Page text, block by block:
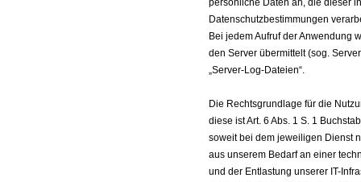
persönliche Daten an, die dieser
Datenschutzbestimmungen
Bei jedem Aufruf der Anwendung
den Server übermittelt (sog.
„Server-Log-Dateien“.
Die Rechtsgrundlage für die
diese ist Art. 6 Abs. 1 S. 1
soweit bei dem jeweiligen Dienst
aus unserem Bedarf an einer
und der Entlastung unserer IT-